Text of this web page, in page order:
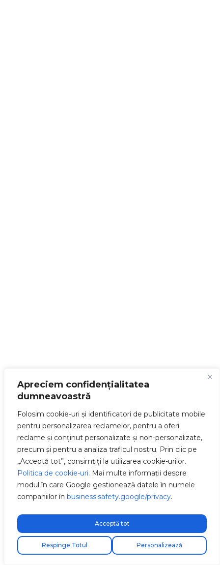
Apreciem confidențialitatea
dumneavoastră
Folosim cookie-uri și identificatori de publicitate mobile
pentru personalizarea reclamelor, pentru a oferi
reclame și conținut personalizate și non-personalizate,
precum și pentru a analiza traficul nostru. Prin clic pe
„Acceptă tot”, consimțiți la utilizarea cookie-urilor.
Politica de cookie-uri. Mai multe informații despre
modul în care Google gestionează datele în numele
companiilor în business.safety.google/privacy.
Personalizează
Respinge Totul
Acceptă tot